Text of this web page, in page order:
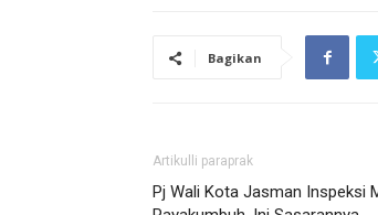
Bagikan
Artikulli paraprak
Pj Wali Kota Jasman Inspeksi